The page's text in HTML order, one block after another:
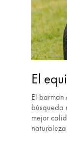
El
El
búsqueda
mejor